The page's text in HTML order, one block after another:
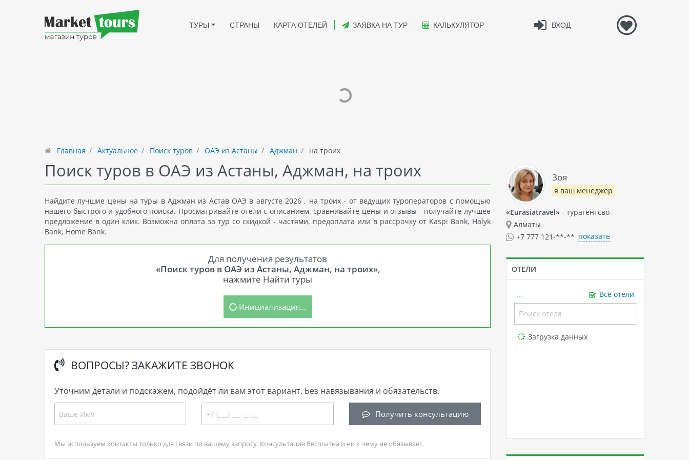
ВХОД
ТУРЫ СТРАНЫ КАРТА ОТЕЛЕЙ ЗАЯВКА НА ТУР КАЛЬКУЛЯТОР
Главная Актуальное Поиск туров ОАЭ из Астаны Аджман на троих
Поиск туров в ОАЭ из Астаны, Аджман, на троих
Найдите лучшие цены на туры в Аджман из Астав ОАЭ в августе 2026 , на троих - от ведущих туроператоров с помощью
нашего быстрого и удобного поиска. Просматривайте отели с описанием, сравнивайте цены и отзывы - получайте лучшее
предложение в один клик. Возможна оплата за тур со скидкой - частями, предоплата или в рассрочку от Kaspi Bank, Halyk
Bank, Home Bank.
Для получения результатов
«Поиск туров в ОАЭ из Астаны, Аджман, на троих»,
нажмите Найти туры
Инициализация...
ВОПРОСЫ? ЗАКАЖИТЕ ЗВОНОК
Уточним детали и подскажем, подойдёт ли вам этот вариант. Без навязывания и обязательств.
Получить консультацию
Мы используем контакты только для связи по вашему запросу. Консультация бесплатна и ни к чему не обязывает.
Зоя
я ваш менеджер
«Eurasiatravel» - турагентсво
Алматы
+7 777 121-**-** показать
ОТЕЛИ
... Все отели
Loading...
Загрузка данных